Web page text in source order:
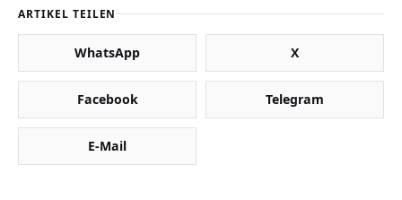
ARTIKEL TEILEN
WhatsApp X
Facebook Telegram
E-Mail